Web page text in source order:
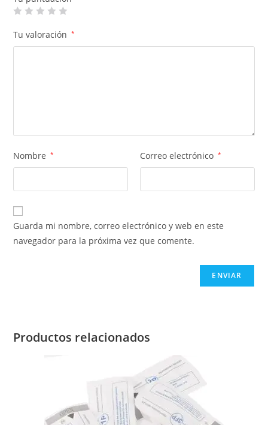
Tu valoración *
Nombre * Correo electrónico *
Guarda mi nombre, correo electrónico y web en este
navegador para la próxima vez que comente.
Productos relacionados